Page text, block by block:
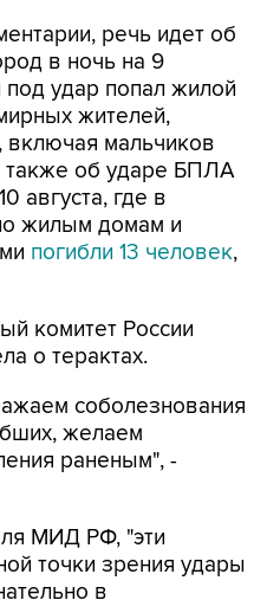
речь идет об
в ночь на 9
под удар попал жилой
жителей,
включая мальчиков
также об ударе БПЛА
августа, где в
жилым домам и
погибли 13 человек,
комитет России
о терактах.
соболезнования
желаем
раненым", -
МИД РФ, "эти
точки зрения удары
в